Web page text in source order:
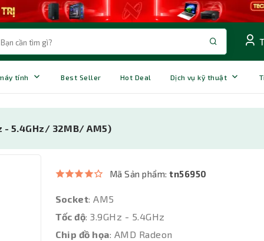
tính Best Seller Hot Deal Dịch vụ kỹ thuật
- 5.4GHz/ 32MB/ AM5)
Mã Sản phẩm:tn56950
Socket: AM5
Tốc độ: 3.9GHz - 5.4GHz
Chip đồ họa: AMD Radeon